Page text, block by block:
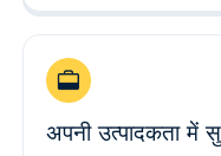
अपनी उत्पादकता में